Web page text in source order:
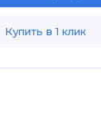
Купить в 1 клик